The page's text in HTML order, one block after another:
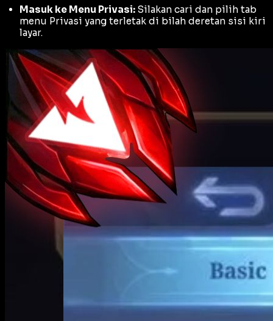
Masuk ke Menu Privasi: Silakan cari dan pilih tab
menu Privasi yang terletak di bilah deretan sisi kiri
layar.